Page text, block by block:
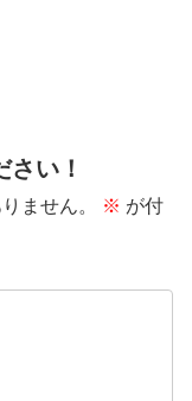
い！
ません。 ※ が付